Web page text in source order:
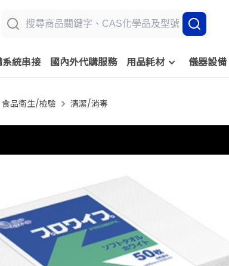
統串接 國內外代購服務 用品耗材 儀器設備
食品衛生/檢驗 清潔/消毒